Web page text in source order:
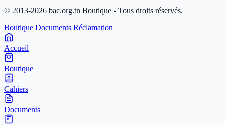
© 2013-2026 bac.org.tn Boutique - Tous droits réservés.
Boutique Documents Réclamation
Accueil
Boutique
Cahiers
Documents